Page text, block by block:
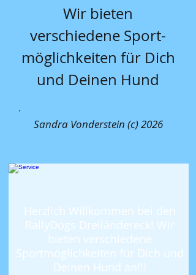
Wir bieten
verschiedene Sport-
möglichkeiten für Dich
und Deinen Hund
Sandra Vonderstein (c) 2026
Herzlich Willkommen bei den
RallyDogs Dreiländereck! Wir
bieten verschiedene
Sportmöglichkeiten für Dich und
Deinen Hund an!!!